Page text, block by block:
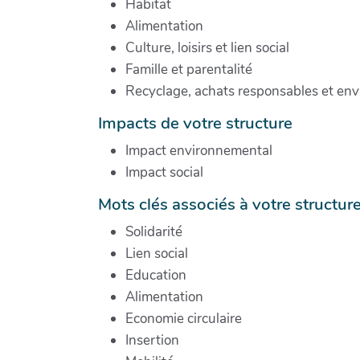
Habitat
Alimentation
Culture, loisirs et lien social
Famille et parentalité
Recyclage, achats responsables et
Impacts de votre structure
Impact environnemental
Impact social
Mots clés associés à votre structure
Solidarité
Lien social
Education
Alimentation
Economie circulaire
Insertion